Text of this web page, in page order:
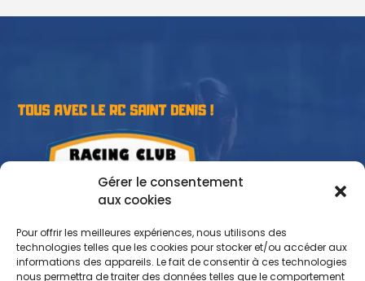
Gérer le consentement
aux cookies
Pour offrir les meilleures expériences, nous utilisons des
technologies telles que les cookies pour stocker et/ou accéder aux
informations des appareils. Le fait de consentir à ces technologies
nous permettra de traiter des données telles que le comportement